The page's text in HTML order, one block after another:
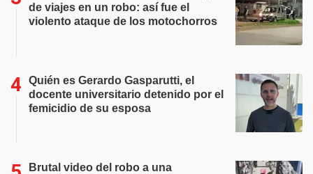
de viajes en un robo: así fue el
violento ataque de los motochorros
Quién es Gerardo Gasparutti, el
docente universitario detenido por el
femicidio de su esposa
Brutal video del robo a una